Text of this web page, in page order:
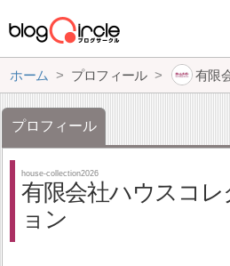
ホーム プロフィール 有限
プロフィール
house-collection2026
有限会社ハウスコレ
ョン